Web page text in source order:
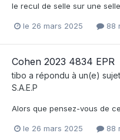
le recul de selle sur une
le 26 mars 2025 88
Cohen 2023 4834 EPR
tibo a répondu à un(e)
S.A.E.P
Alors que pensez-vous de
le 26 mars 2025 88